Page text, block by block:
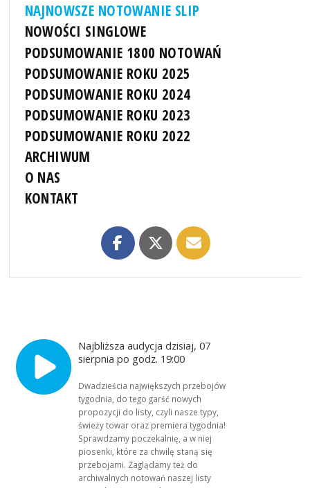
NAJNOWSZE NOTOWANIE SLIP
NOWOŚCI SINGLOWE
PODSUMOWANIE 1800 NOTOWAŃ
PODSUMOWANIE ROKU 2025
PODSUMOWANIE ROKU 2024
PODSUMOWANIE ROKU 2023
PODSUMOWANIE ROKU 2022
ARCHIWUM
O NAS
KONTAKT
Najbliższa audycja dzisiaj, 07
sierpnia po godz. 19:00
Dwadzieścia największych przebojów
tygodnia, do tego garść nowych
propozycji do listy, czyli nasze typy,
świeży towar oraz premiera tygodnia!
Sprawdzamy poczekalnię, a w niej
piosenki, które za chwilę staną się
przebojami. Zaglądamy też do
archiwalnych notowań naszej listy